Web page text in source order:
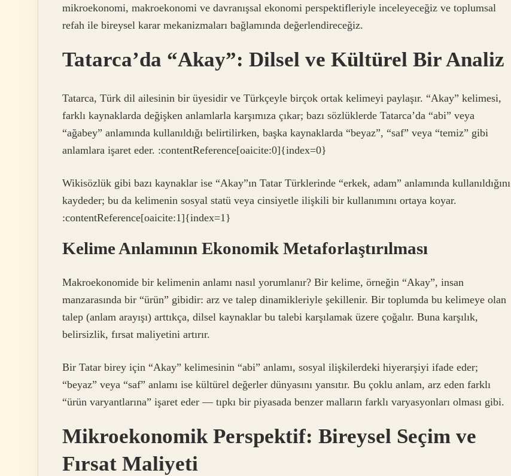
mikroekonomi, makroekonomi ve davranışsal ekonomi perspektifleriyle inceleyeceğiz ve toplumsal
refah ile bireysel karar mekanizmaları bağlamında değerlendireceğiz.
Tatarca’da “Akay”: Dilsel ve Kültürel Bir Analiz
Tatarca, Türk dil ailesinin bir üyesidir ve Türkçeyle birçok ortak kelimeyi paylaşır. “Akay” kelimesi,
farklı kaynaklarda değişken anlamlarla karşımıza çıkar; bazı sözlüklerde Tatarca’da “abi” veya
“ağabey” anlamında kullanıldığı belirtilirken, başka kaynaklarda “beyaz”, “saf” veya “temiz” gibi
anlamlara işaret eder. :contentReference[oaicite:0]{index=0}
Wikisözlük gibi bazı kaynaklar ise “Akay”ın Tatar Türklerinde “erkek, adam” anlamında kullanıldığını
kaydeder; bu da kelimenin sosyal statü veya cinsiyetle ilişkili bir kullanımını ortaya koyar.
:contentReference[oaicite:1]{index=1}
Kelime Anlamının Ekonomik Metaforlaştı­rılması
Makroekonomide bir kelimenin anlamı nasıl yorumlanır? Bir kelime, örneğin “Akay”, insan
manzarasında bir “ürün” gibidir: arz ve talep dinamikleriyle şekillenir. Bir toplumda bu kelimeye olan
talep (anlam arayışı) arttıkça, dilsel kaynaklar bu talebi karşılamak üzere çoğalır. Buna karşılık,
belirsizlik, fırsat maliyetini artırır.
Bir Tatar birey için “Akay” kelimesinin “abi” anlamı, sosyal ilişkilerdeki hiyerarşiyi ifade eder;
“beyaz” veya “saf” anlamı ise kültürel değerler dünyasını yansıtır. Bu çoklu anlam, arz eden farklı
“ürün varyantlarına” işaret eder — tıpkı bir piyasada benzer malların farklı varyasyonları olması gibi.
Mikroekonomik Perspektif: Bireysel Seçim ve
Fırsat Maliyeti